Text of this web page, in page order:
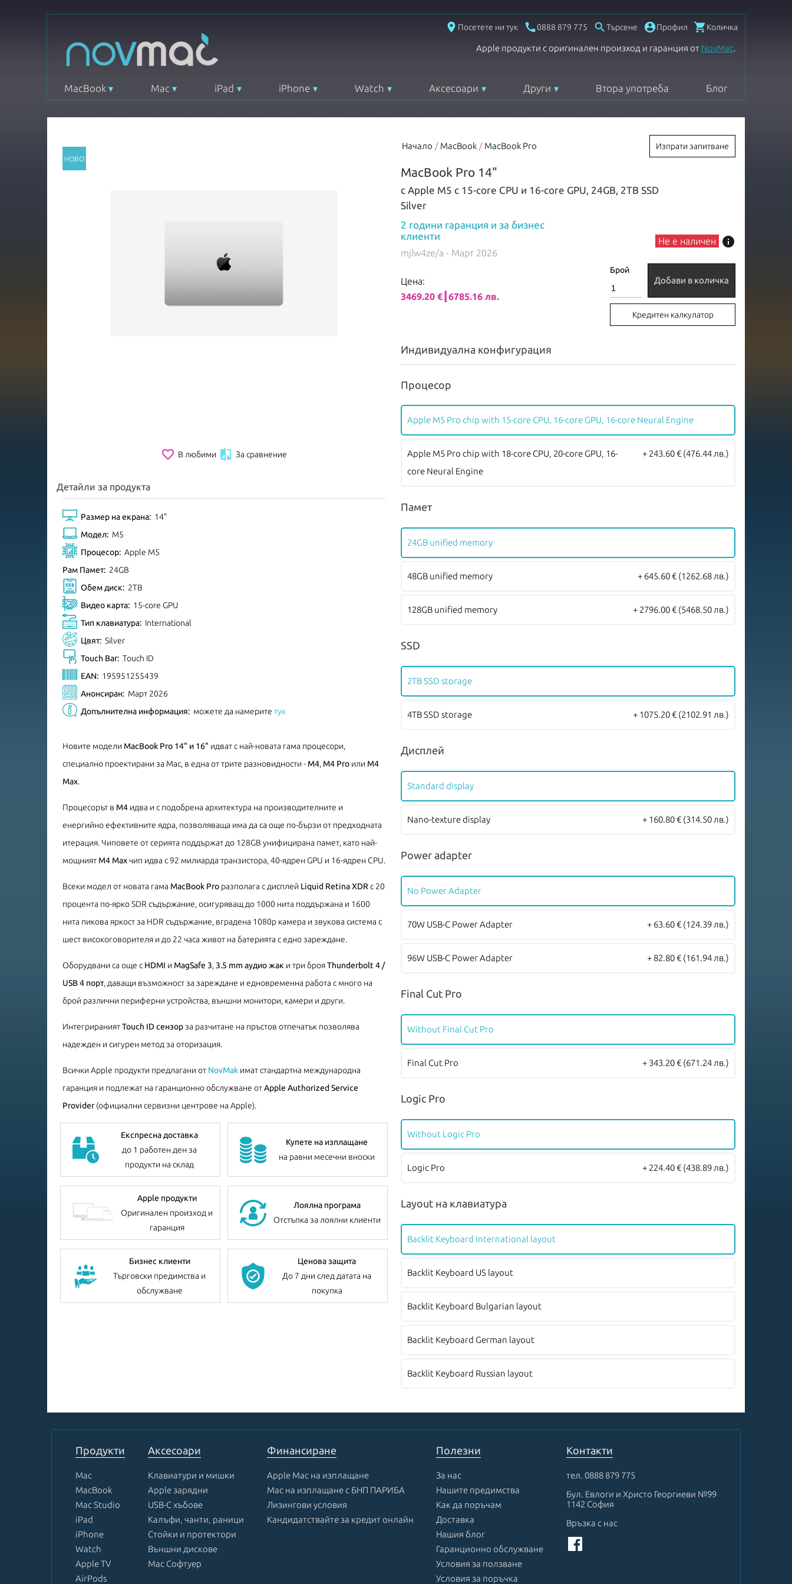
place Посетете ни тук 0888 879 775  Търсене Профил Количка
Apple продукти с оригинален произход и гаранция от NovMac.
MacBook Mac iPad iPhone Watch Аксесоари Други Втора употреба Блог
favorite_border В любими  За сравнение
Детайли за продукта
Размер на екрана: 14"
Модел: M5
Процесор: Apple M5
Рам Памет: 24GB
Обем диск: 2TB
Видео карта: 15-core GPU
Тип клавиатура: International
Цвят: Silver
Touch Bar: Touch ID
EAN: 195951255439
Анонсиран: Март 2026
Допълнителна информация: можете да намерите тук
Новите модели MacBook Pro 14" и 16" идват с най-новата гама процесори,
специално проектирани за Mac, в една от трите разновидности - M4, M4 Pro или M4
Max.
Процесорът в М4 идва и с подобрена архитектура на производителните и
енергийно ефективните ядра, позволяваща има да са още по-бързи от предходната
итерация. Чиповете от серията поддържат до 128GB унифицирана памет, като най-
мощният M4 Maxчип идва с 92 милиарда транзистора, 40-ядрен GPU и 16-ядрен CPU.
Всеки модел от новата гама MacBook Pro разполага с дисплей Liquid Retina XDRс 20
процента по-ярко SDR съдържание, осигуряващ до 1000 нита поддържана и 1600
нита пикова яркост за HDR съдържание, вградена 1080p камера и звукова система с
шест високоговорителя и до 22 часа живот на батерията с едно зареждане.
Оборудвани са още с HDMI и MagSafe 3,3.5 mm аудио жак и три брояThunderbolt 4 /
USB 4 порт, даващи възможност за зареждане и едновременна работа с много на
брой различни периферни устройства, външни монитори, камери и други.
ИнтегрираниятTouch ID сензорза разчитане на пръстов отпечатък позволява
надежден и сигурен метод за оторизация.
Всички Apple продукти предлагани от NovMak имат стандартна международна
гаранция и подлежат на гаранционно обслужване отApple Authorized Service
Provider(официални сервизни центрове на Apple).
Експресна доставка
до 1 работен ден за
продукти на склад
Купете на изплащане
на равни месечни вноски
Apple продукти
Оригинален произход и
гаранция
Лоялна програма
Отстъпка за лоялни клиенти
Бизнес клиенти
Търговски предимства и
обслужване
Ценова защита
До 7 дни след датата на
покупка
Начало / MacBook / MacBook Pro Изпрати запитване
MacBook Pro 14"
с Apple M5 с 15-core CPU и 16-core GPU, 24GB, 2TB SSD
Silver
2 години гаранция и за бизнес
клиенти
mjlw4ze/a - Март 2026
Цена:
3469.20 €┃6785.16 лв.
Не е наличен info
Брой
Добави в количка
Кредитен калкулатор
Индивидуална конфигурация
Процесор
Apple M5 Pro chip with 15-core CPU, 16-core GPU, 16-core Neural Engine
Apple M5 Pro chip with 18-core CPU, 20-core GPU, 16-
core Neural Engine
+ 243.60 € (476.44 лв.)
Памет
24GB unified memory
48GB unified memory + 645.60 € (1262.68 лв.)
128GB unified memory + 2796.00 € (5468.50 лв.)
SSD
2TB SSD storage
4TB SSD storage + 1075.20 € (2102.91 лв.)
Дисплей
Standard display
Nano-texture display + 160.80 € (314.50 лв.)
Power adapter
No Power Adapter
70W USB-C Power Adapter + 63.60 € (124.39 лв.)
96W USB-C Power Adapter + 82.80 € (161.94 лв.)
Final Cut Pro
Without Final Cut Pro
Final Cut Pro + 343.20 € (671.24 лв.)
Logic Pro
Without Logic Pro
Logic Pro + 224.40 € (438.89 лв.)
Layout на клавиатура
Backlit Keyboard International layout
Backlit Keyboard US layout
Backlit Keyboard Bulgarian layout
Backlit Keyboard German layout
Backlit Keyboard Russian layout
Продукти
Mac
MacBook
Mac Studio
iPad
iPhone
Watch
Apple TV
AirPods
Аксесоари
Клавиатури и мишки
Apple зарядни
USB-C хъбове
Калъфи, чанти, раници
Стойки и протектори
Външни дискове
Mac Софтуер
Финансиране
Apple Mac на изплащане
Mac на изплащане с БНП ПАРИБА
Лизингови условия
Кандидатствайте за кредит онлайн
Полезни
За нас
Нашите предимства
Как да поръчам
Доставка
Нашия блог
Гаранционно обслужване
Условия за ползване
Условия за поръчка
Контакти
тел. 0888 879 775
Бул. Евлоги и Христо Георгиеви №99
1142 София
Връзка с нас